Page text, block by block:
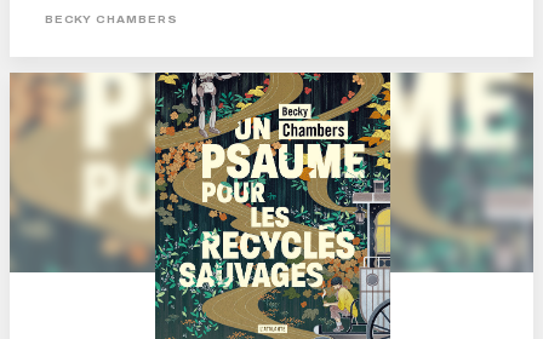
mélancoliques, notre lien au vivant (synthétique ou organique) et ce dont nous
Surgers, ces "Histoires de moine et de robot" sont publiés aux éditions
L'Atalante qui...
BECKY CHAMBERS